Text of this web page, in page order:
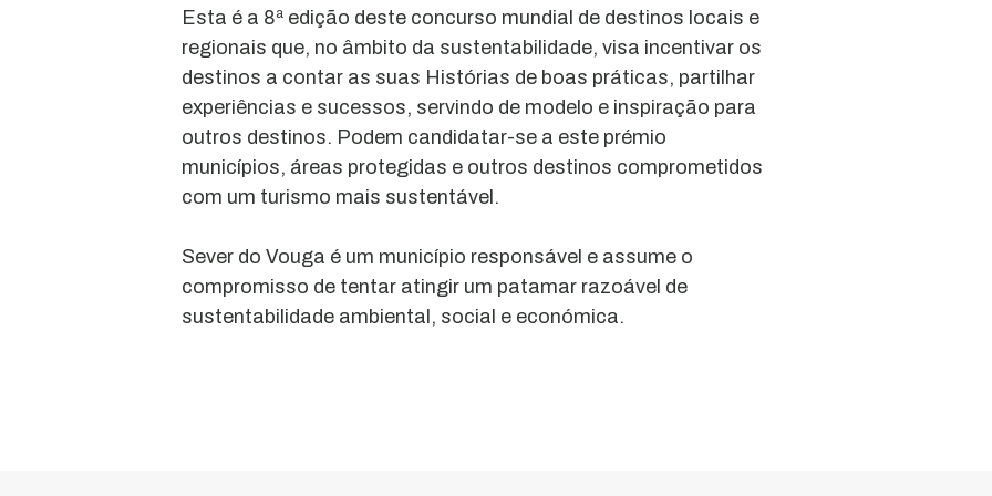
Esta é a 8ª edição deste concurso mundial de destinos locais e
regionais que, no âmbito da sustentabilidade, visa incentivar os
destinos a contar as suas Histórias de boas práticas, partilhar
experiências e sucessos, servindo de modelo e inspiração para
outros destinos. Podem candidatar-se a este prémio
municípios, áreas protegidas e outros destinos comprometidos
com um turismo mais sustentável.
Sever do Vouga é um município responsável e assume o
compromisso de tentar atingir um patamar razoável de
sustentabilidade ambiental, social e económica.
Vouga